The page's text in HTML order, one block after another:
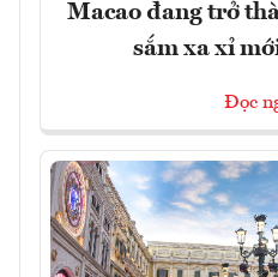
Macao đang trở
sắm xa xỉ
Đọc